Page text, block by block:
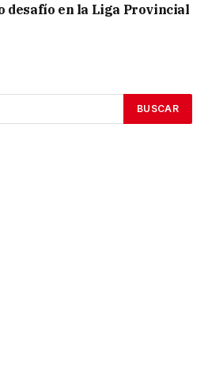
desafío en la Liga Provincial